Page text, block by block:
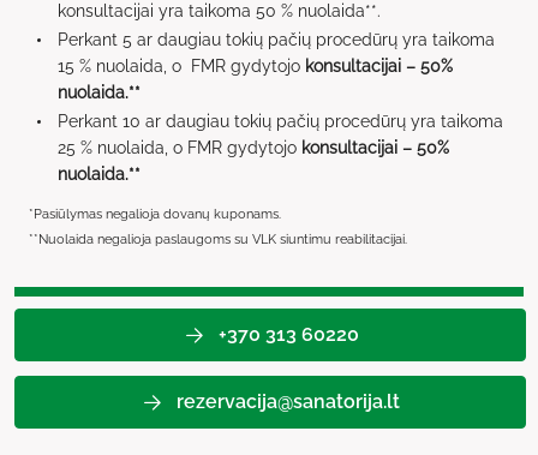
konsultacijai yra taikoma 50 % nuolaida**.
Perkant 5 ar daugiau tokių pačių procedūrų yra taikoma
15 % nuolaida, o FMR gydytojo konsultacijai – 50%
nuolaida.**
Perkant 10 ar daugiau tokių pačių procedūrų yra taikoma
25 % nuolaida, o FMR gydytojo konsultacijai – 50%
nuolaida.**
*Pasiūlymas negalioja dovanų kuponams.
**Nuolaida negalioja paslaugoms su VLK siuntimu reabilitacijai.
+370 313 60220
rezervacija@sanatorija.lt